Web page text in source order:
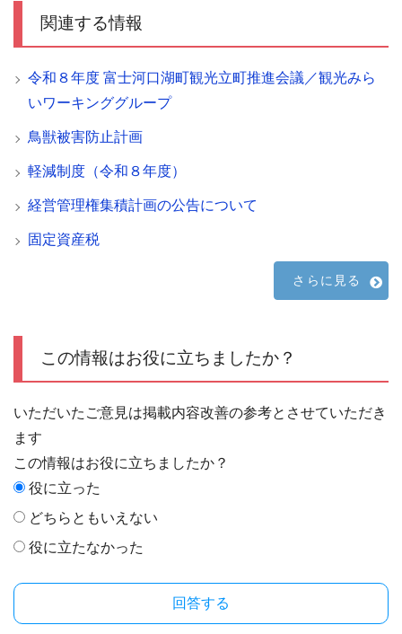
関連する情報
令和８年度 富士河口湖町観光立町推進会議／観光みら
いワーキンググループ
鳥獣被害防止計画
軽減制度（令和８年度）
経営管理権集積計画の公告について
固定資産税
さらに見る
この情報はお役に立ちましたか？
いただいたご意見は掲載内容改善の参考とさせていただき
ます
この情報はお役に立ちましたか？
役に立った
どちらともいえない
役に立たなかった